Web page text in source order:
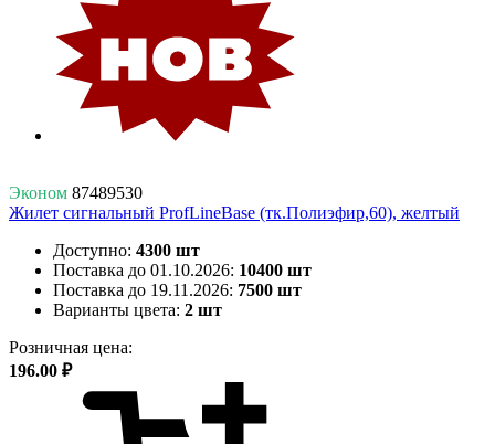
Эконом 87489530
Жилет сигнальный ProfLineBase (тк.Полиэфир,60), желтый
Доступно: 4300 шт
Поставка до 01.10.2026: 10400 шт
Поставка до 19.11.2026: 7500 шт
Варианты цвета: 2 шт
Розничная цена:
196.00 ₽